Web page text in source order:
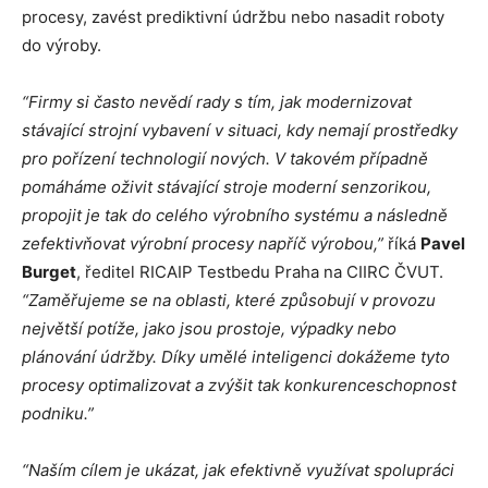
procesy, zavést prediktivní údržbu nebo nasadit roboty
do výroby.
“Firmy si často nevědí rady s tím, jak modernizovat
stávající strojní vybavení v situaci, kdy nemají prostředky
pro pořízení technologií nových. V takovém případně
pomáháme oživit stávající stroje moderní senzorikou,
propojit je tak do celého výrobního systému a následně
zefektivňovat výrobní procesy napříč výrobou,” říká Pavel
Burget, ředitel RICAIP Testbedu Praha na CIIRC ČVUT.
“Zaměřujeme se na oblasti, které způsobují v provozu
největší potíže, jako jsou prostoje, výpadky nebo
plánování údržby. Díky umělé inteligenci dokážeme tyto
procesy optimalizovat a zvýšit tak konkurenceschopnost
podniku.”
“Naším cílem je ukázat, jak efektivně využívat spolupráci